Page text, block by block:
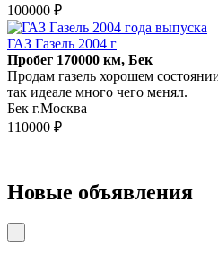
100000 ₽
ГАЗ Газель 2004 г
Пробег 170000 км, Бек
Продам газель хорошем
так идеале много чего менял.
Бек г.Москва
110000 ₽
Новые объявления